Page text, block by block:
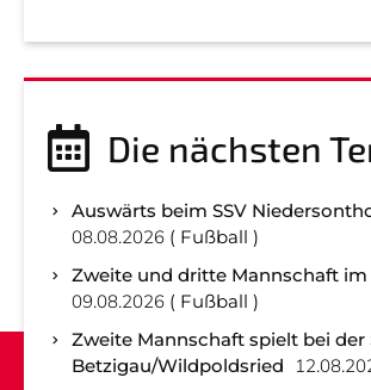
Die nächsten
Auswärts beim SSV
08.08.2026
Fußball
Zweite und dritte Mannschaft im
09.08.2026
Fußball
Zweite Mannschaft spielt bei der
Betzigau/Wildpoldsried